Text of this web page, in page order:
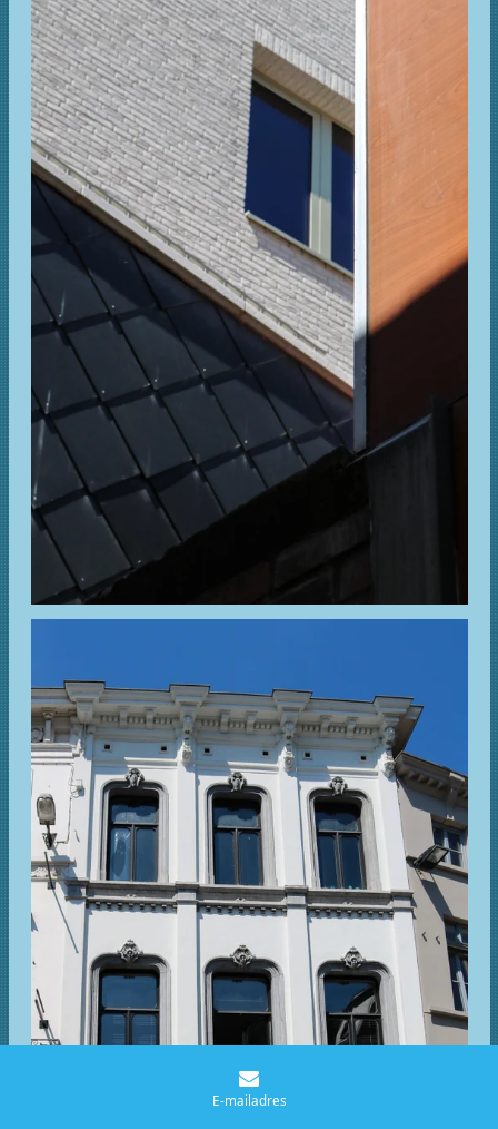
E-mailadres